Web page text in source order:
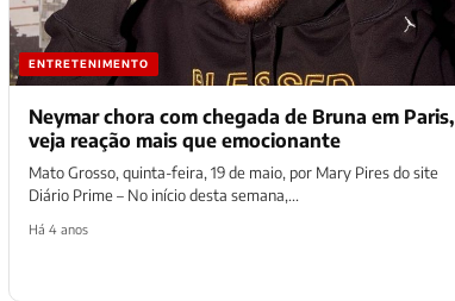
ENTRETENIMENTO
Neymar chora com chegada de Bruna em Paris,
veja reação mais que emocionante
Mato Grosso, quinta-feira, 19 de maio, por Mary Pires do site
Diário Prime – No início desta semana,...
Há 4 anos